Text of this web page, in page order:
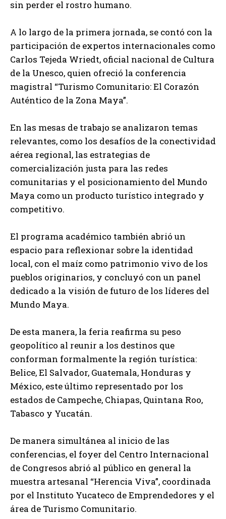
sin perder el rostro humano.
A lo largo de la primera jornada, se contó con la
participación de expertos internacionales como
Carlos Tejeda Wriedt, oficial nacional de Cultura
de la Unesco, quien ofreció la conferencia
magistral “Turismo Comunitario: El Corazón
Auténtico de la Zona Maya”.
En las mesas de trabajo se analizaron temas
relevantes, como los desafíos de la conectividad
aérea regional, las estrategias de
comercialización justa para las redes
comunitarias y el posicionamiento del Mundo
Maya como un producto turístico integrado y
competitivo.
El programa académico también abrió un
espacio para reflexionar sobre la identidad
local, con el maíz como patrimonio vivo de los
pueblos originarios, y concluyó con un panel
dedicado a la visión de futuro de los líderes del
Mundo Maya.
De esta manera, la feria reafirma su peso
geopolítico al reunir a los destinos que
conforman formalmente la región turística:
Belice, El Salvador, Guatemala, Honduras y
México, este último representado por los
estados de Campeche, Chiapas, Quintana Roo,
Tabasco y Yucatán.
De manera simultánea al inicio de las
conferencias, el foyer del Centro Internacional
de Congresos abrió al público en general la
muestra artesanal “Herencia Viva”, coordinada
por el Instituto Yucateco de Emprendedores y el
área de Turismo Comunitario.